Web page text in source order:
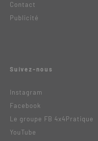
Contact
Publicité
Suivez-nous
Instagram
Facebook
Le groupe FB 4x4Pratique
YouTube